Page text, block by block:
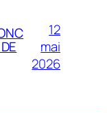
12
mai
2026